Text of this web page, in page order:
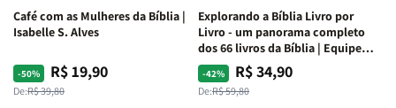
Café com as Mulheres da Bíblia |
Isabelle S. Alves
-50%
Preço
normal
De:R$ 39,80
Preço
promocional
R$ 19,90
Explorando a Bíblia Livro por
Livro - um panorama completo
dos 66 livros da Bíblia | Equipe
teológica Penkal
-42%
Preço
normal
De:R$ 59,80
Preço
promocional
R$ 34,90